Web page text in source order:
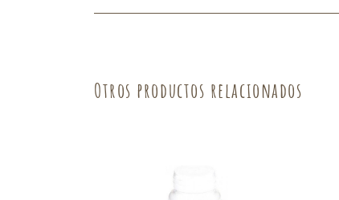
Otros productos relacionados